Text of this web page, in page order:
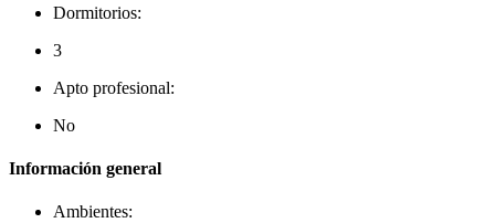
Dormitorios:
3
Apto profesional:
No
Información general
Ambientes: